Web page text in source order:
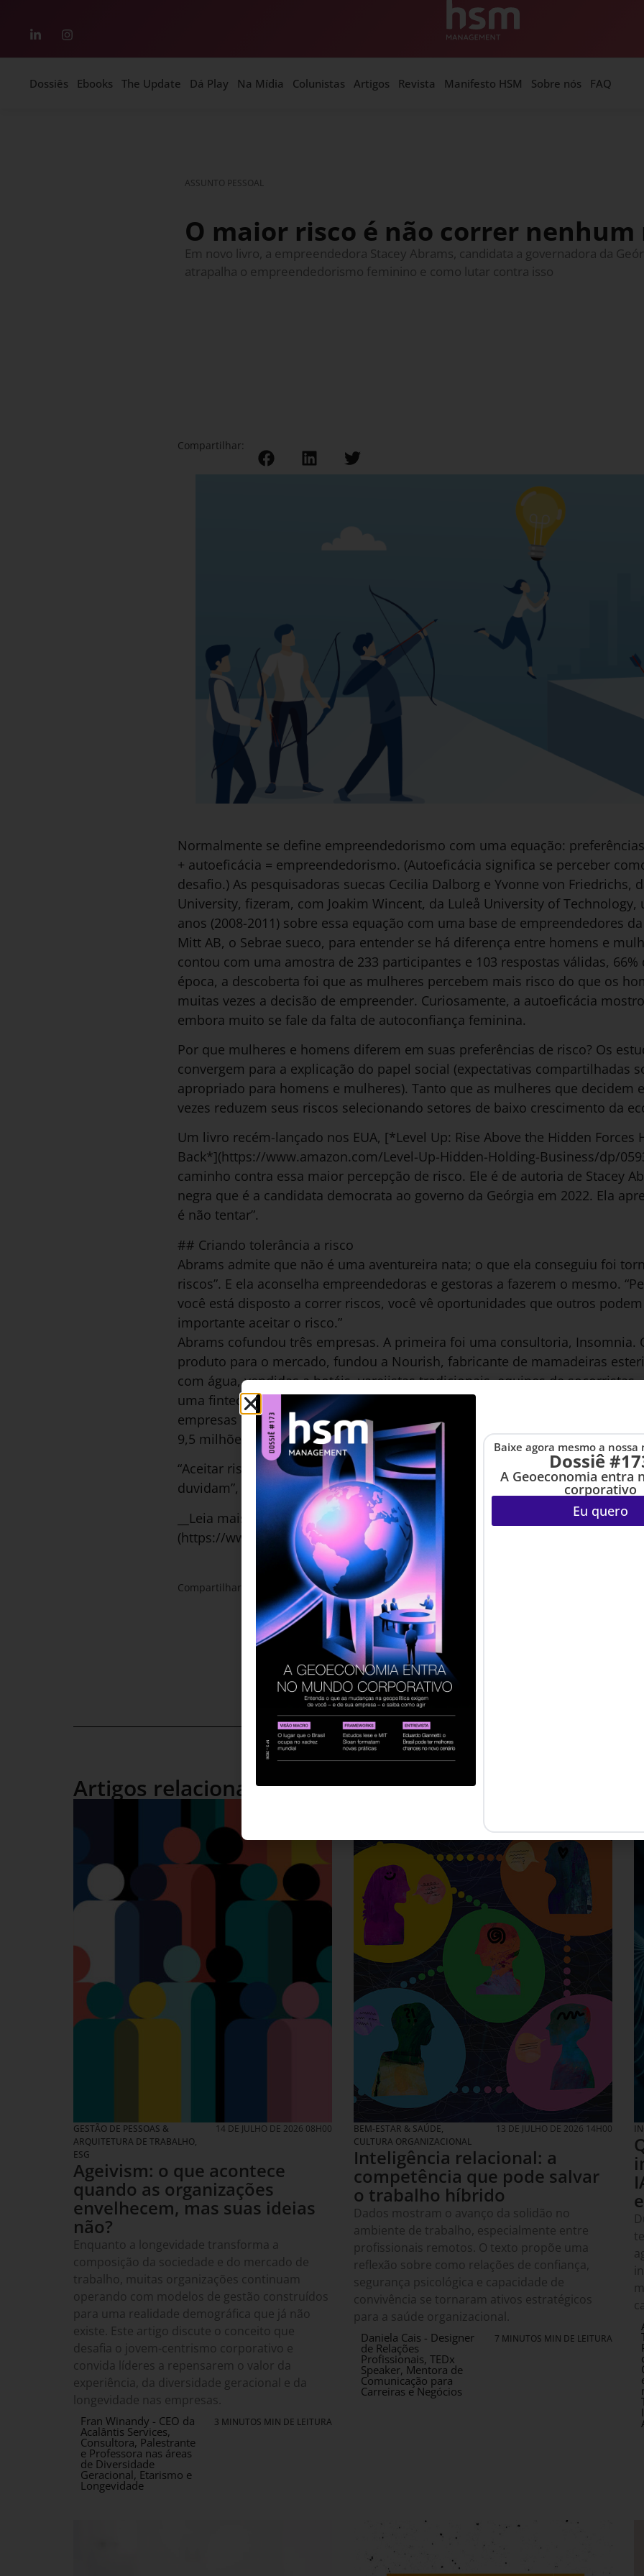
Dossiês Ebooks The Update Dá Play Na Mídia Colunistas Artigos Revista Manifesto HSM Sobre nós FAQ
ASSUNTO PESSOAL
O maior risco é não correr nenhum
Em novo livro, a empreendedora Stacey Abrams, candidata a governadora da
atrapalha o empreendedorismo feminino e como lutar contra isso
Compartilhar:
Normalmente se define empreendedorismo com uma equação:
+ autoeficácia = empreendedorismo. (Autoeficácia significa se perceber
desafio.) As pesquisadoras suecas Cecilia Dalborg e Yvonne von Friedrichs,
University, fizeram, com Joakim Wincent, da Luleå University of Technology,
anos (2008-2011) sobre essa equação com uma base de empreendedores
Mitt AB, o Sebrae sueco, para entender se há diferença entre homens e
contou com uma amostra de 233 participantes e 103 respostas válidas,
época, a descoberta foi que as mulheres percebem mais risco do que os
muitas vezes a decisão de empreender. Curiosamente, a autoeficácia
embora muito se fale da falta de autoconfiança feminina.
Por que mulheres e homens diferem em suas preferências de risco? Os
convergem para a explicação do papel social (expectativas compartilhadas
apropriado para homens e mulheres). Tanto que as mulheres que decidem
vezes reduzem seus riscos selecionando setores de baixo crescimento da
Um livro recém-lançado nos EUA, [*Level Up: Rise Above the Hidden Forces
Back*](https://www.amazon.com/Level-Up-Hidden-Holding-Business/dp/
caminho contra essa maior percepção de risco. Ele é de autoria de Stacey
negra que é a candidata democrata ao governo da Geórgia em 2022. Ela
é não tentar”.
## Criando tolerância a risco
Abrams admite que não é uma aventureira nata; o que ela conseguiu foi
riscos”. E ela aconselha empreendedoras e gestoras a fazerem o mesmo.
você está disposto a correr riscos, você vê oportunidades que outros
importante aceitar o risco.”
Abrams cofundou três empresas. A primeira foi uma consultoria, Insomnia.
produto para o mercado, fundou a Nourish, fabricante de mamadeiras
com água, vendidas a hotéis, varejistas tradicionais, equipes de socorristas.
uma fintech que se inspirou nas dificuldades de fluxo de caixa da Nourish
empresas a crescer por meio de desconto de duplicatas. A Now levantou
9,5 milhões de série A.
“Aceitar riscos é o que nos permite nos manter firmes em nossas ideias
duvidam”, explica Abrams.
__Leia mais: [Disrupção pessoal: a história de Katie Dudtschak]
(https://www.revistahsm.com.br/post/disrupcao-pessoal-a-historia-de-katie-
Compartilhar:
Artigos relacionados
GESTÃO DE PESSOAS &
ARQUITETURA DE TRABALHO,
ESG
14 DE JULHO DE 2026 08H00
Ageivism: o que acontece
quando as organizações
envelhecem, mas suas ideias
não?
Enquanto a longevidade transforma a
composição da sociedade e do mercado de
trabalho, muitas organizações continuam
operando com modelos de gestão construídos
para uma realidade demográfica que já não
existe. Este artigo discute o conceito que
desafia o jovem-centrismo corporativo e
convida líderes a repensarem o valor da
experiência, da diversidade geracional e da
longevidade nas empresas.
Fran Winandy - CEO da
Acalântis Services,
Consultora, Palestrante
e Professora nas áreas
de Diversidade
Geracional, Etarismo e
Longevidade
3 MINUTOS MIN DE LEITURA
BEM-ESTAR & SAÚDE,
CULTURA ORGANIZACIONAL
13 DE JULHO DE 2026 14H00
Inteligência relacional: a
competência que pode salvar
o trabalho híbrido
Dados mostram o avanço da solidão no
ambiente de trabalho, especialmente entre
profissionais remotos. O texto propõe uma
reflexão sobre como relações de confiança,
segurança psicológica e capacidade de
convivência se tornaram ativos estratégicos
para a saúde organizacional.
Daniela Cais - Designer
de Relações
Profissionais, TEDx
Speaker, Mentora de
Comunicação para
Carreiras e Negócios
7 MINUTOS MIN DE LEITURA
Baixe agora mesmo a nossa
Dossiê
A Geoeconomia entra
corporativo
Eu quero